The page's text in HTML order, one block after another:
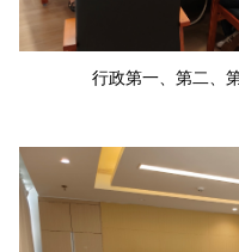
行政第一、第二、